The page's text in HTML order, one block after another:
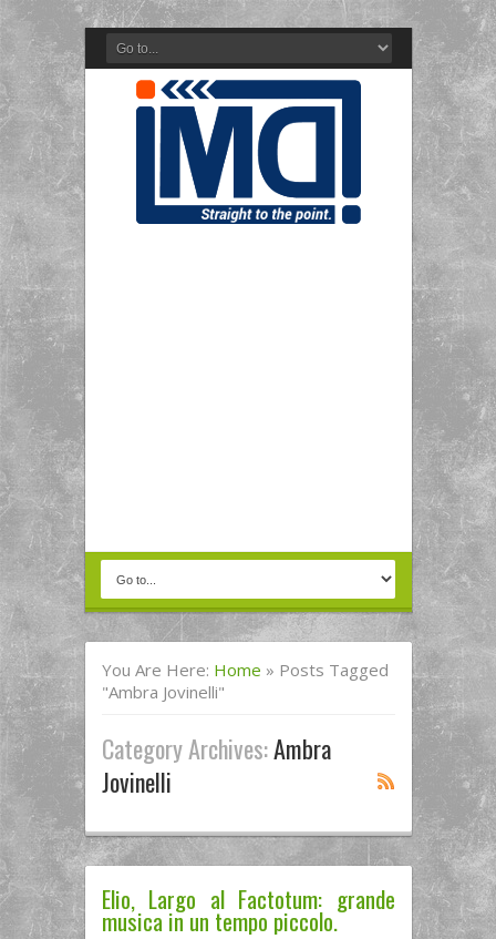
You Are Here: Home » Posts Tagged
"Ambra Jovinelli"
Category Archives:Ambra
Jovinelli
Elio, Largo al Factotum: grande
musica in un tempo piccolo.